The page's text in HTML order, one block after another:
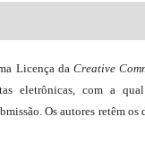
Licença da Creative
eletrônicas, com a
Os autores retêm